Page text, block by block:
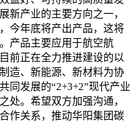
新产业的主要方向之一，
今年底将产出产品，这将
产品主要应用于航空航
前正在全力推进建设的以
造、新能源、新材料为协
同发展的“2+3+2”现代产业
处。希望双方加强沟通，
作关系，推动华阳集团碳